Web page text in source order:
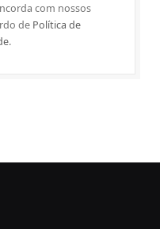
com nossos
de Política de
.